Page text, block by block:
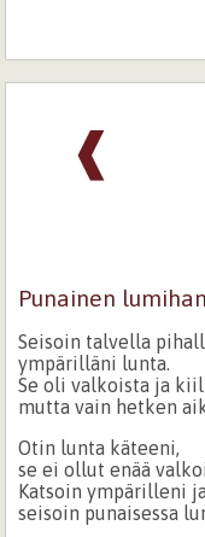
❰
Punainen
Seisoin talvella
ympärilläni lunta.
Se oli valkoista ja
mutta vain hetken
Otin lunta käteeni,
se ei ollut enää
Katsoin ympärilleni
seisoin punaisessa